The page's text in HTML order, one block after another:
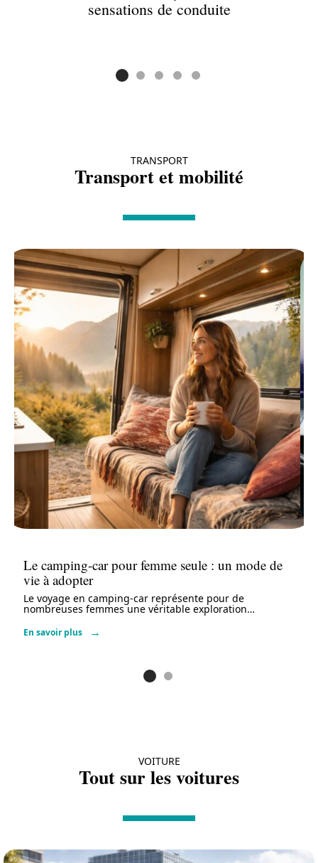
sensations de conduite
TRANSPORT
Transport et mobilité
Le camping-car pour femme seule : un mode de
vie à adopter
Le voyage en camping-car représente pour de
nombreuses femmes une véritable exploration…
En savoir plus
VOITURE
Tout sur les voitures